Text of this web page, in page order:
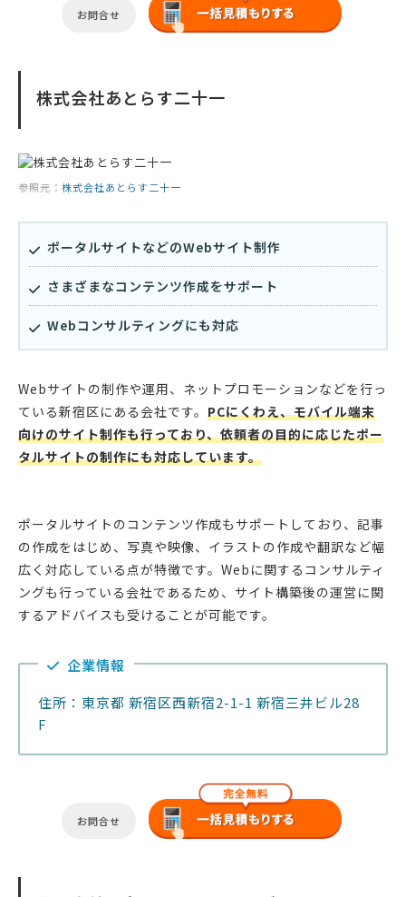
お問合せ
株式会社あとらす二十一
参照元： 株式会社あとらす二十一
ポータルサイトなどのWebサイト制作
さまざまなコンテンツ作成をサポート
Webコンサルティングにも対応
Webサイトの制作や運用、ネットプロモーションなどを行っ
ている新宿区にある会社です。 PCにくわえ、モバイル端末
向けのサイト制作も行っており、依頼者の目的に応じたポー
タルサイトの制作にも対応しています。
ポータルサイトのコンテンツ作成もサポートしており、記事
の作成をはじめ、写真や映像、イラストの作成や翻訳など幅
広く対応している点が特徴です。Webに関するコンサルティ
ングも行っている会社であるため、サイト構築後の運営に関
するアドバイスも受けることが可能です。
企業情報
住所：東京都 新宿区西新宿2-1-1 新宿三井ビル28
F
お問合せ